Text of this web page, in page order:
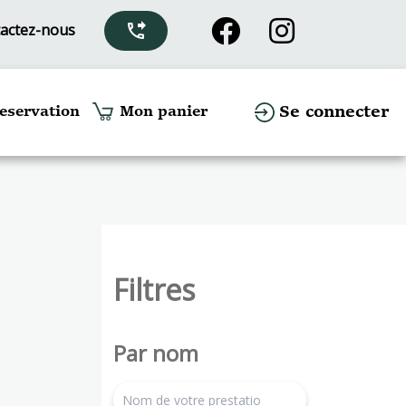
nous phone_forwarded
Mon panier Se connecter
Filtres
Par nom